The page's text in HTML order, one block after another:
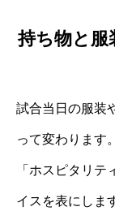
持ち物と服
試合当日の服装
って変わります
「ホスピタリ
イスを表にしま